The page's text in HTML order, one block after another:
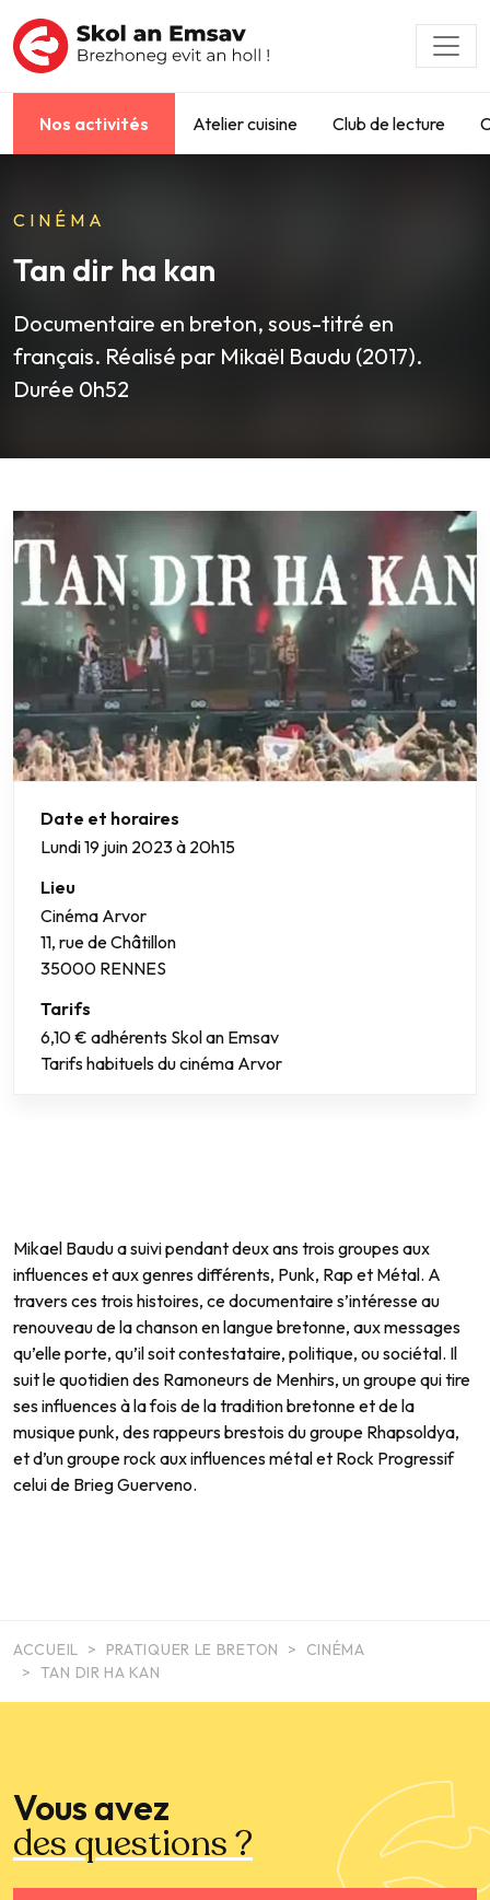
Nos activités Atelier cuisine Club de lecture
CINÉMA
Tan dir ha kan
Documentaire en breton, sous-titré en
français. Réalisé par Mikaël Baudu (2017).
Durée 0h52
Date et horaires
Lundi19 juin 2023 à 20h15
Lieu
Cinéma Arvor
11, rue de Châtillon
35000 RENNES
Tarifs
6,10 € adhérents Skol an Emsav
Tarifs habituels du cinéma Arvor
Mikael Baudu a suivi pendant deux ans trois groupes aux
influences et aux genres différents, Punk, Rap et Métal. A
travers ces trois histoires, ce documentaire s’intéresse au
renouveau de la chanson en langue bretonne, aux messages
qu’elle porte, qu’il soit contestataire, politique, ou sociétal. Il
suit le quotidien des Ramoneurs de Menhirs, un groupe qui tire
ses influences à la fois de la tradition bretonne et de la
musique punk, des rappeurs brestois du groupe Rhapsoldya,
et d’un groupe rock aux influences métal et Rock Progressif
celui de Brieg Guerveno.
ACCUEIL PRATIQUER LE BRETON
CINÉMA
TAN DIR HA KAN
Vous avez
des questions ?